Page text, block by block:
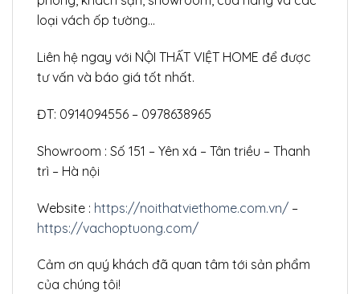
loại vách ốp tường…
Liên hệ ngay với NỘI THẤT VIỆT HOME để được
tư vấn và báo giá tốt nhất.
ĐT: 0914094556 – 0978638965
Showroom : Số 151 – Yên xá – Tân triều – Thanh
trì – Hà nội
Website : https://noithatviethome.com.vn/ –
https://vachoptuong.com/
Cảm ơn quý khách đã quan tâm tới sản phẩm
của chúng tôi!